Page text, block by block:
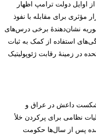
اوایل دولت ترامپ اظهار
مؤثری برای مقابله با نفوذ
نشان‌دهندۀ برخی درس‌های
استفاده از کمک به ثبات
در زمینۀ رقابت ژئوپولیتیک
شکست داعش در عراق و
نظامی برای پرکردن خلأ
پس از سال‌ها حکومت